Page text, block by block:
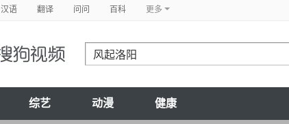
汉语 翻译 问问 百科 更多
综艺 动漫 健康